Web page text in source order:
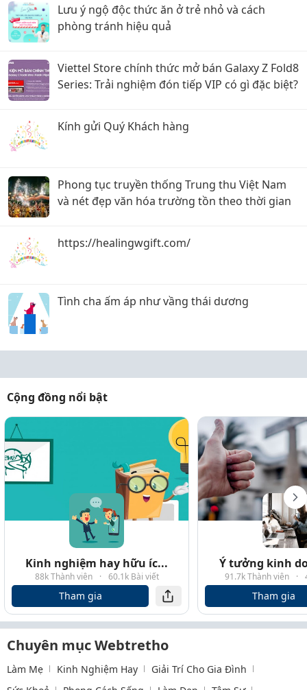
Lưu ý ngộ độc thức ăn ở trẻ nhỏ và cách
phòng tránh hiệu quả
Viettel Store chính thức mở bán Galaxy Z Fold8
Series: Trải nghiệm đón tiếp VIP có gì đặc biệt?
Kính gửi Quý Khách hàng
Phong tục truyền thống Trung thu Việt Nam
và nét đẹp văn hóa trường tồn theo thời gian
https://healingwgift.com/
Tình cha ấm áp như vầng thái dương
Cộng đồng nổi bật
Kinh nghiệm hay hữu íc...
88k Thành viên · 60.1k Bài viết
Tham gia
Ý tưởng kinh
91.7k Thành viên ·
Tham gia
Chuyên mục Webtretho
Làm Mẹ Kinh Nghiệm Hay
Giải Trí Cho Gia Đình